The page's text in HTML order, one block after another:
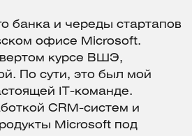
банка и череды стартапов
офисе Microsoft.
курсе ВШЭ,
По сути, это был мой
IT-команде.
CRM-систем и
Microsoft под